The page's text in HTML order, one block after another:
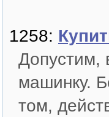
1258:
Допустим,
машинку.
том,